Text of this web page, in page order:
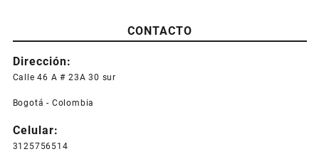
CONTACTO
Dirección:
Calle 46 A # 23A 30 sur
Bogotá - Colombia
Celular:
3125756514